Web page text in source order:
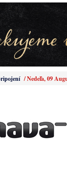
/Nedeľa, 09